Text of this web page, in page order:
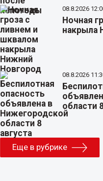
08.8.2026
Ночная
накрыла
08.8.2026
области
Еще в рубрике